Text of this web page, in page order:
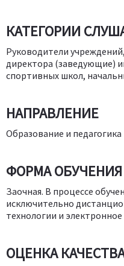
КАТЕГОРИИ
Руководители
директора (заведующие)
спортивных школ,
НАПРАВЛЕНИЕ
Образование и педагогика
ФОРМА ОБУЧЕНИЯ
Заочная. В процессе
исключительно
технологии и
ОЦЕНКА